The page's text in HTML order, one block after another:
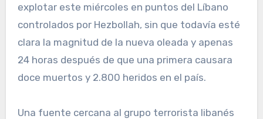
explotar este miércoles en puntos del Líbano
controlados por Hezbollah, sin que todavía esté
clara la magnitud de la nueva oleada y apenas
24 horas después de que una primera causara
doce muertos y 2.800 heridos en el país.
Una fuente cercana al grupo terrorista libanés